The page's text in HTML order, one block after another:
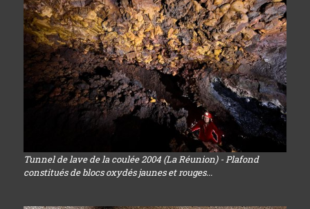
Tunnel de lave de la coulée 2004 (La Réunion) - Plafond
constitués de blocs oxydés jaunes et rouges...